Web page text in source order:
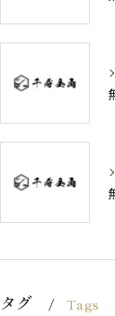
タグ Tags